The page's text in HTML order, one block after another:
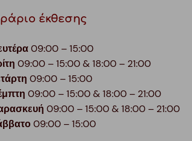
έκθεσης
09:00 – 15:00
09:00 – 15:00 & 18:00 – 21:00
09:00 – 15:00
09:00 – 15:00 & 18:00 – 21:00
09:00 – 15:00 & 18:00 – 21:00
09:00 – 15:00